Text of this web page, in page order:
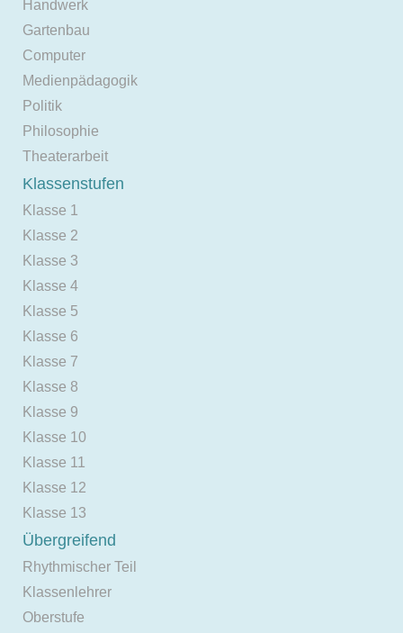
Handwerk
Gartenbau
Computer
Medienpädagogik
Politik
Philosophie
Theaterarbeit
Klassenstufen
Klasse 1
Klasse 2
Klasse 3
Klasse 4
Klasse 5
Klasse 6
Klasse 7
Klasse 8
Klasse 9
Klasse 10
Klasse 11
Klasse 12
Klasse 13
Übergreifend
Rhythmischer Teil
Klassenlehrer
Oberstufe